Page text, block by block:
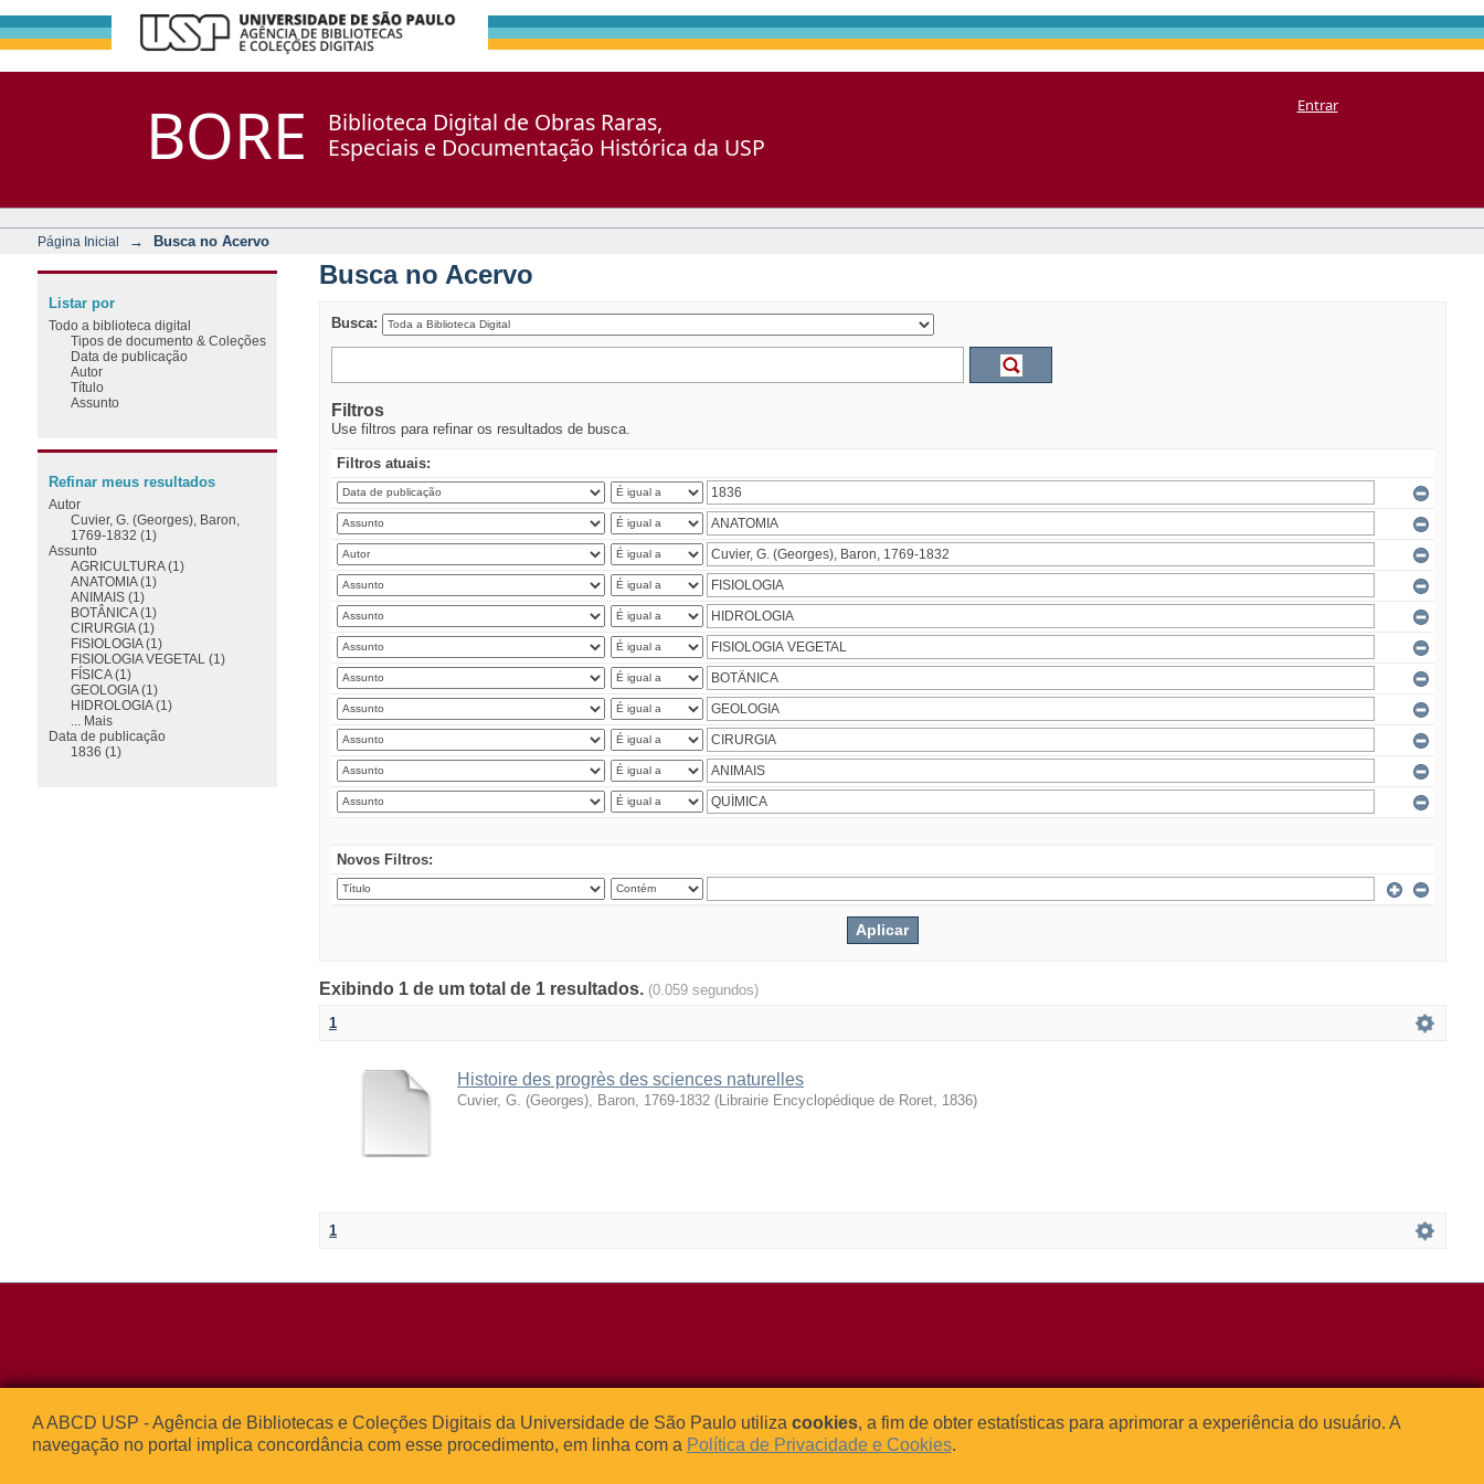
BORE
Biblioteca Digital de Obras Raras,
Especiais e Documentação Histórica da USP
Entrar
Página Inicial → Busca no Acervo
Busca no Acervo
Busca:
Filtros
Use filtros para refinar os resultados de busca.
Filtros atuais:
Novos Filtros:
Exibindo 1 de um total de 1 resultados. (0.059 segundos)
1
Histoire des progrès des sciences naturelles
Cuvier, G. (Georges), Baron, 1769-1832 (Librairie Encyclopédique de Roret, 1836)
1
Listar por
Todo a biblioteca digital
Tipos de documento & Coleções
Data de publicação
Autor
Título
Assunto
Refinar meus resultados
Autor
Cuvier, G. (Georges), Baron,
1769-1832 (1)
Assunto
AGRICULTURA (1)
ANATOMIA (1)
ANIMAIS (1)
BOTÂNICA (1)
CIRURGIA (1)
FISIOLOGIA (1)
FISIOLOGIA VEGETAL (1)
FÍSICA (1)
GEOLOGIA (1)
HIDROLOGIA (1)
... Mais
Data de publicação
1836 (1)
Rua da Praça do Relógio, 109 – Bloco L
05508-050 – Cidade Universitária
São Paulo, SP – Brasil
Tel: (0xx11) 3091-4195 / (0xx11) 3091-1541
Fax: (0xx11) 3091-1567
E-mail:atendimento@abcd.usp.br
  
A ABCD USP - Agência de Bibliotecas e Coleções Digitais da Universidade de São Paulo utiliza cookies, a fim de obter estatísticas para aprimorar a experiência do usuário. A
navegação no portal implica concordância com esse procedimento, em linha com a Política de Privacidade e Cookies.